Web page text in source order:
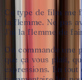
Ce type de film me
la flemme. Ne pas
J'ai la flemme de
On commande une
que ça vous plaît,
expressions. En tout